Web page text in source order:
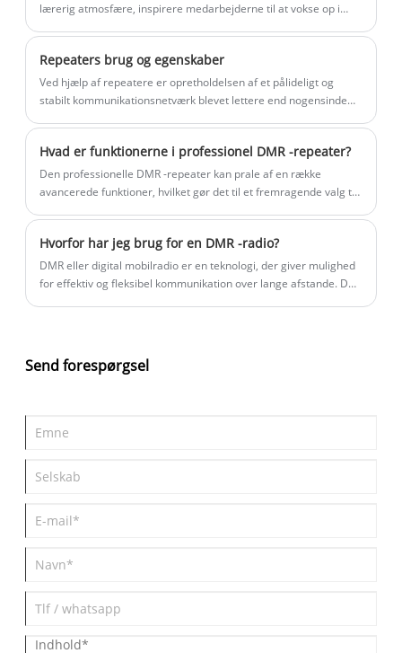
lærerig atmosfære, inspirere medarbejderne til at vokse op i
og den magtkommunikation, der afholdes i april med "interne
reparationsfærdigheder," Employee Skills Competition med
temaet ydre træstil.
Repeaters brug og egenskaber
Ved hjælp af repeatere er opretholdelsen af ​​et pålideligt og
stabilt kommunikationsnetværk blevet lettere end nogensinde
Hvad er funktionerne i professionel DMR -repeater?
Den professionelle DMR -repeater kan prale af en række
avancerede funktioner, hvilket gør det til et fremragende valg til
forbindelse på tværs af dens dækningsområde.
Hvorfor har jeg brug for en DMR -radio?
DMR eller digital mobilradio er en teknologi, der giver mulighed
for effektiv og fleksibel kommunikation over lange afstande. Det
Send forespørgsel